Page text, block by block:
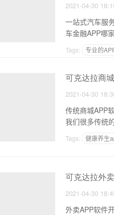
2021-04-30
一站式汽车服
车金融APP哪
Tags: 专业的
可克达拉商
2021-04-30
传统商城APP
我们很多传统
Tags: 健康养生
可克达拉外
2021-04-30
外卖APP软件